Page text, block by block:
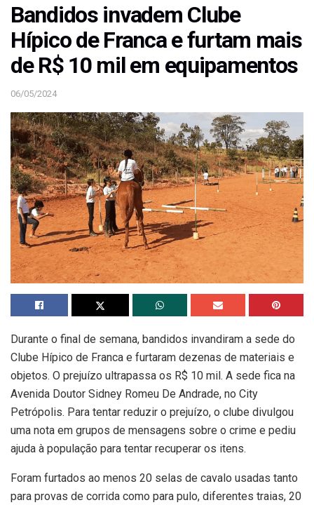
Bandidos invadem Clube
Hípico de Franca e furtam mais
de R$ 10 mil em equipamentos
06/05/2024
Durante o final de semana, bandidos invandiram a sede do
Clube Hípico de Franca e furtaram dezenas de materiais e
objetos. O prejuízo ultrapassa os R$ 10 mil. A sede fica na
Avenida Doutor Sidney Romeu De Andrade, no City
Petrópolis. Para tentar reduzir o prejuízo, o clube divulgou
uma nota em grupos de mensagens sobre o crime e pediu
ajuda à população para tentar recuperar os itens.
Foram furtados ao menos 20 selas de cavalo usadas tanto
para provas de corrida como para pulo, diferentes traias, 20